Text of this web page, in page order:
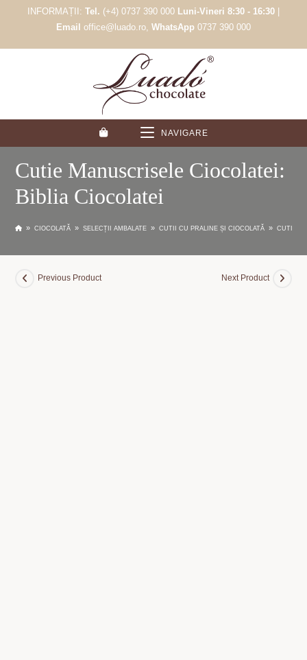
INFORMAȚII: Tel. (+4) 0737 390 000 Luni-Vineri 8:30 - 16:30
Email office@luado.ro, WhatsApp 0737 390 000
NAVIGARE
Cutie Manuscrisele Ciocolatei:
Biblia Ciocolatei
» CIOCOLATĂ » SELECȚII AMBALATE » CUTII CU PRALINE ȘI CIOCOLATĂ » CUTIE
Previous Product Next Product